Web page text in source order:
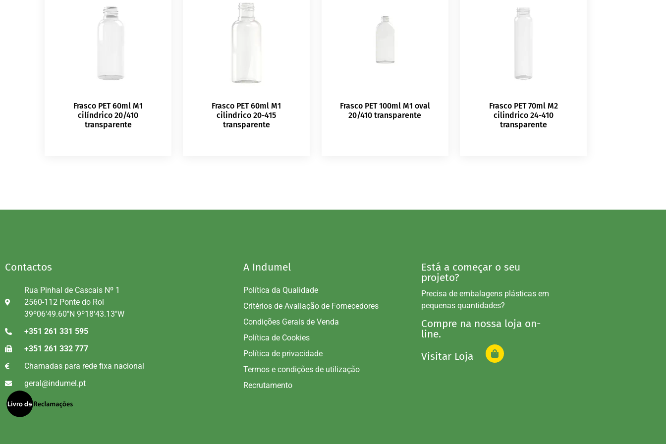
Frasco PET 60ml M1
cilíndrico 20/410
transparente
Frasco PET 60ml M1
cilindrico 20-415
transparente
Frasco PET 100ml M1 oval
20/410 transparente
Frasco PET 70ml M2
cilindrico 24-410
transparente
Contactos
Rua Pinhal de Cascais Nº 1
2560-112 Ponte do Rol
39º06'49.60"N 9º18'43.13"W
+351 261 331 595
+351 261 332 777
Chamadas para rede fixa nacional
geral@indumel.pt
A Indumel
Política da Qualidade
Critérios de Avaliação de Fornecedores
Condições Gerais de Venda
Política de Cookies
Política de privacidade
Termos e condições de utilização
Recrutamento
Está a começar o seu
projeto?
Precisa de embalagens plásticas em
pequenas quantidades?
Compre na nossa loja on-
line.
Visitar Loja